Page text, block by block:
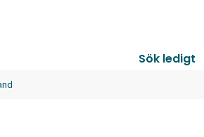
Sök ledigt